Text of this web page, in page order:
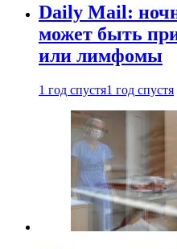
Daily Mail:
может быть
или лимфомы
1 год спустя1 год спустя